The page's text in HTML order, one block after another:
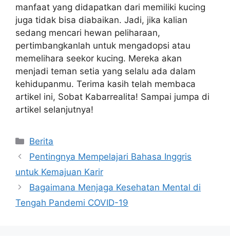
manfaat yang didapatkan dari memiliki kucing
juga tidak bisa diabaikan. Jadi, jika kalian
sedang mencari hewan peliharaan,
pertimbangkanlah untuk mengadopsi atau
memelihara seekor kucing. Mereka akan
menjadi teman setia yang selalu ada dalam
kehidupanmu. Terima kasih telah membaca
artikel ini, Sobat Kabarrealita! Sampai jumpa di
artikel selanjutnya!
Categories
Berita
Pentingnya Mempelajari Bahasa Inggris
untuk Kemajuan Karir
Bagaimana Menjaga Kesehatan Mental di
Tengah Pandemi COVID-19